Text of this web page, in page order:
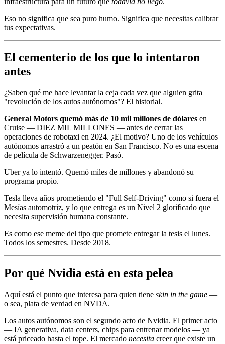
Eso no significa que sea puro humo. Significa que necesitas calibrar
tus expectativas.
El cementerio de los que lo intentaron
antes
¿Saben qué me hace levantar la ceja cada vez que alguien grita
"revolución de los autos autónomos"? El historial.
General Motors quemó más de 10 mil millones de dólares en
Cruise — DIEZ MIL MILLONES — antes de cerrar las
operaciones de robotaxi en 2024. ¿El motivo? Uno de los vehículos
autónomos arrastró a un peatón en San Francisco. No es una escena
de película de Schwarzenegger. Pasó.
Uber ya lo intentó. Quemó miles de millones y abandonó su
programa propio.
Tesla lleva años prometiendo el "Full Self-Driving" como si fuera el
Mesías automotriz, y lo que entrega es un Nivel 2 glorificado que
necesita supervisión humana constante.
Es como ese meme del tipo que promete entregar la tesis el lunes.
Todos los semestres. Desde 2018.
Por qué Nvidia está en esta pelea
Aquí está el punto que interesa para quien tiene skin in the game —
o sea, plata de verdad en NVDA.
Los autos autónomos son el segundo acto de Nvidia. El primer acto
— IA generativa, data centers, chips para entrenar modelos — ya
está priceado hasta el tope. El mercado necesita creer que existe un